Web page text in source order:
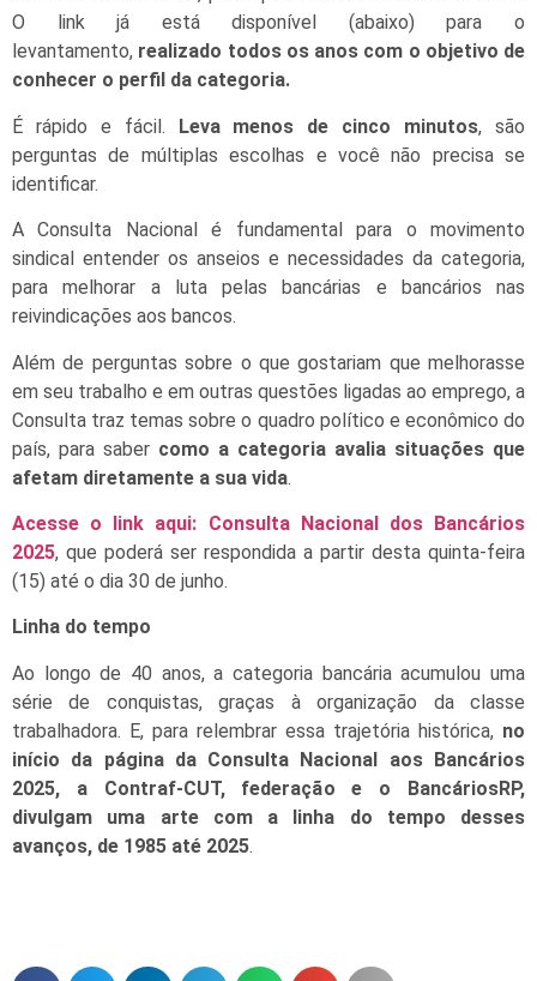
O link já está disponível (abaixo) para o
levantamento, realizado todos os anos com o objetivo de
conhecer o perfil da categoria.
É rápido e fácil. Leva menos de cinco minutos, são
perguntas de múltiplas escolhas e você não precisa se
identificar.
A Consulta Nacional é fundamental para o movimento
sindical entender os anseios e necessidades da categoria,
para melhorar a luta pelas bancárias e bancários nas
reivindicações aos bancos.
Além de perguntas sobre o que gostariam que melhorasse
em seu trabalho e em outras questões ligadas ao emprego, a
Consulta traz temas sobre o quadro político e econômico do
país, para saber como a categoria avalia situações que
afetam diretamente a sua vida.
Acesse o link aqui: Consulta Nacional dos Bancários
2025, que poderá ser respondida a partir desta quinta-feira
(15) até o dia 30 de junho.
Linha do tempo
Ao longo de 40 anos, a categoria bancária acumulou uma
série de conquistas, graças à organização da classe
trabalhadora. E, para relembrar essa trajetória histórica, no
início da página da Consulta Nacional aos Bancários
2025, a Contraf-CUT, federação e o BancáriosRP,
divulgam uma arte com a linha do tempo desses
avanços, de 1985 até 2025.